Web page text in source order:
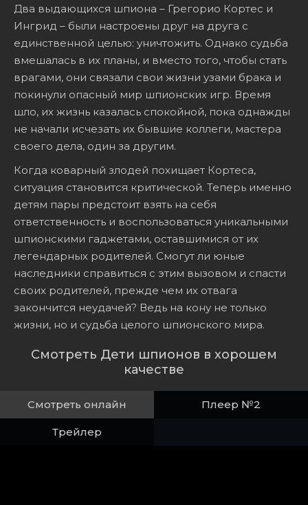
Два выдающихся шпиона – Грегорио Кортес и
Ингрид – были настроены друг на друга с
единственной целью: уничтожить. Однако судьба
вмешалась в их планы, и вместо того, чтобы стать
врагами, они связали свои жизни узами брака и
покинули опасный мир шпионских игр. Время
шло, их жизнь казалась спокойной, пока однажды
не начали исчезать их бывшие коллеги, мастера
своего дела, один за другим.
Когда коварный злодей похищает Кортеса,
ситуация становится критической. Теперь именно
детям пары предстоит взять на себя
ответственность и воспользоваться уникальными
шпионскими гаджетами, оставшимися от их
легендарных родителей. Смогут ли юные
наследники справиться с этим вызовом и спасти
своих родителей, прежде чем их отвага
закончится неудачей? Ведь на кону не только
жизни, но и судьба целого шпионского мира.
Смотреть Дети шпионов в хорошем
качестве
Смотреть онлайн Плеер №2
Трейлер